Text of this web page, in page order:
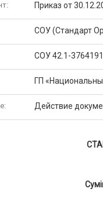
Приказ от
СОУ (Стандарт
СОУ 42.1-
ГП
Действие